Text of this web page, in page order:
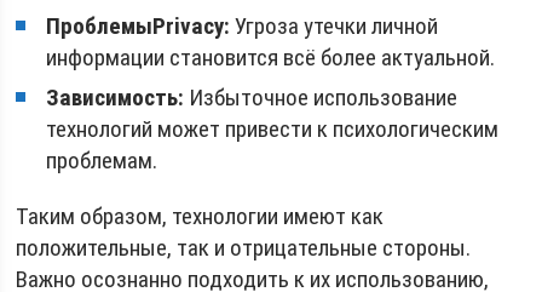
ПроблемыPrivacy: Угроза утечки личной
информации становится всё более актуальной.
Зависимость: Избыточное использование
технологий может привести к психологическим
проблемам.
Таким образом, технологии имеют как
положительные, так и отрицательные стороны.
Важно осознанно подходить к их использованию,